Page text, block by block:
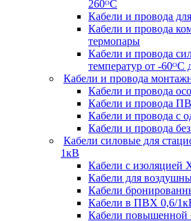
260ᴼС
Кабели и провода
Кабели и провода
термопары
Кабели и провода
температур от -60ᴼC
Кабели и провода
Кабели и провода
Кабели и провода
Кабели и провода с
Кабели и провода
Кабели силовые для
1кВ
Кабели c изоляцией
Кабели для
Кабели
Кабели в ПВХ 0,6/
Кабели повышенной